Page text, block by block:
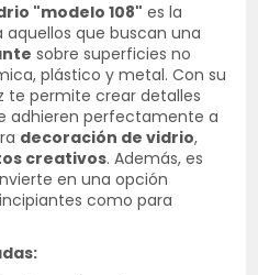
"modelo 108" es la
que buscan una
sobre superficies no
plástico y metal. Con su
te permite crear detalles
adhieren perfectamente a
decoración de vidrio,
creativos. Además, es
en una opción
como para